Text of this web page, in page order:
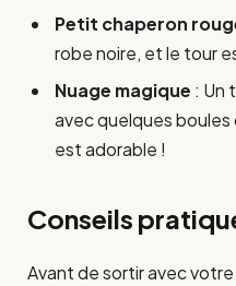
Petit chaperon
robe noire, et le tour
Nuage magique : Un
avec quelques
est adorable !
Conseils
Avant de sortir avec